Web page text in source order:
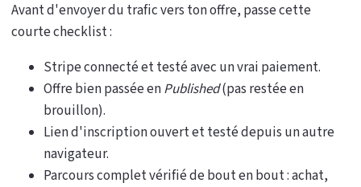
Avant d'envoyer du trafic vers ton offre, passe cette
courte checklist :
Stripe connecté et testé avec un vrai paiement.
Offre bien passée enPublished(pas restée en
brouillon).
Lien d'inscription ouvert et testé depuis un autre
navigateur.
Parcours complet vérifié de bout en bout : achat,